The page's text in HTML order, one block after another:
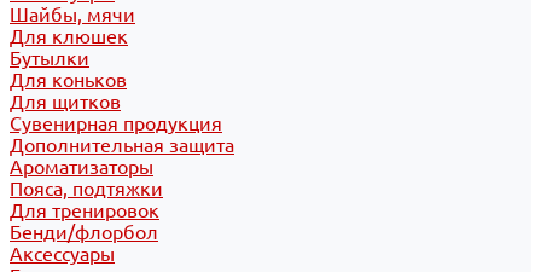
Шайбы, мячи
Для клюшек
Бутылки
Для коньков
Для щитков
Сувенирная продукция
Дополнительная защита
Ароматизаторы
Пояса, подтяжки
Для тренировок
Бенди/флорбол
Аксессуары